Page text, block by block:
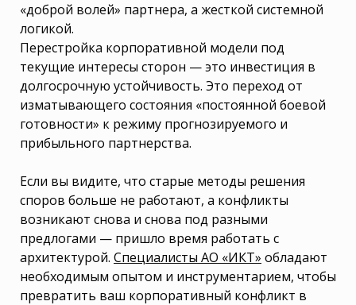
«доброй волей» партнера, а жесткой системной
логикой.
Перестройка корпоративной модели под
текущие интересы сторон — это инвестиция в
долгосрочную устойчивость. Это переход от
изматывающего состояния «постоянной боевой
готовности» к режиму прогнозируемого и
прибыльного партнерства.
Если вы видите, что старые методы решения
споров больше не работают, а конфликты
возникают снова и снова под разными
предлогами — пришло время работать с
архитектурой. Специалисты АО «ИКТ» обладают
необходимым опытом и инструментарием, чтобы
превратить ваш корпоративный конфликт в